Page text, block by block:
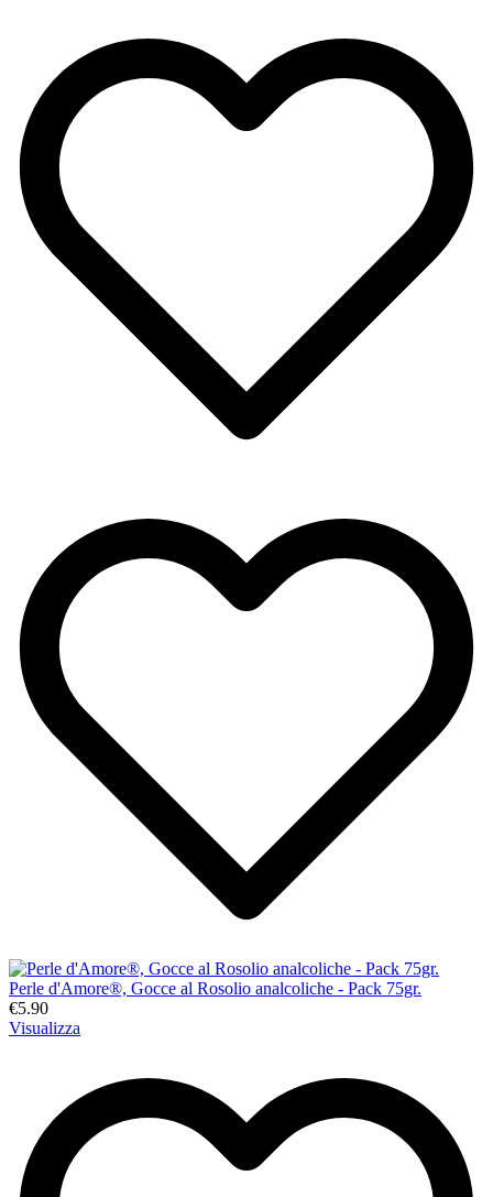
Perle d'Amore®, Gocce al Rosolio analcoliche - Pack 75gr.
€5.90
Visualizza